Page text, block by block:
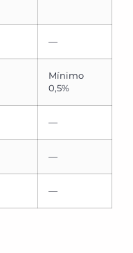
—
Mínimo
0,5%
—
—
—